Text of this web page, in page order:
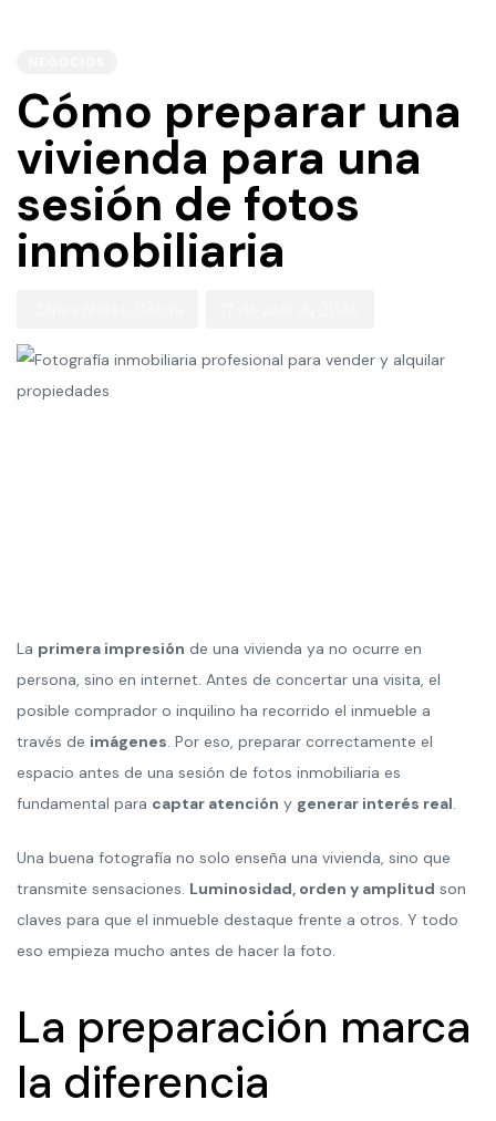
Cómo preparar una
vivienda para una
sesión de fotos
inmobiliaria
La primera impresión de una vivienda ya no ocurre en
persona, sino en internet. Antes de concertar una visita, el
posible comprador o inquilino ha recorrido el inmueble a
través de imágenes. Por eso, preparar correctamente el
espacio antes de una sesión de fotos inmobiliaria es
fundamental para captar atención y generar interés real.
Una buena fotografía no solo enseña una vivienda, sino que
transmite sensaciones. Luminosidad, orden y amplitud son
claves para que el inmueble destaque frente a otros. Y todo
eso empieza mucho antes de hacer la foto.
La preparación marca
la diferencia